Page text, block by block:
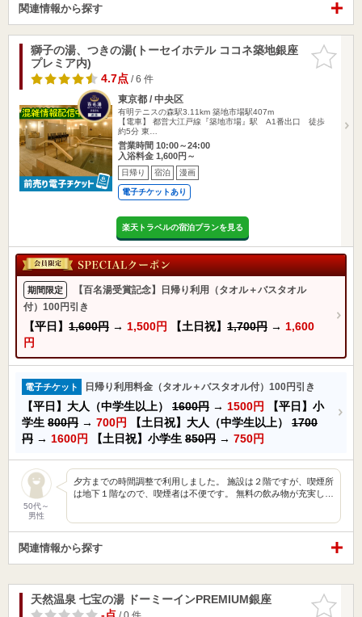
関連情報から探す
お気に入
りに追加
獅子の湯、つきの湯(トーセイホテル ココネ築地銀座
プレミア内)
4.7点/ 6 件
東京都 / 中央区
有明テニスの森駅3.11km 築地市場駅407m
【電車】 都営大江戸線『築地市場』駅 A1番出口 徒歩
約5分 東…
営業時間 10:00～24:00
入浴料金 1,600円～
日帰り 宿泊 漫画
電子チケットあり
楽天トラベルの宿泊プランを見る
期間限定
【百名湯受賞記念】日帰り利用（タオル＋バスタオル
付）100円引き
【平日】 1,600円 → 1,500円 【土日祝】 1,700円 → 1,600
円
電子チケット 日帰り利用料金（タオル＋バスタオル付）100円引き
【平日】大人（中学生以上） 1600円 → 1500円
【平日】小
学生 800円 → 700円 【土日祝】大人（中学生以上） 1700
円 → 1600円 【土日祝】小学生 850円 → 750円
50代～
男性
夕方までの時間調整で利用しました。 施設は２階ですが、喫煙所
は地下１階なので、喫煙者は不便です。 無料の飲み物が充実し…
関連情報から探す
お気に入
りに追加
天然温泉 七宝の湯 ドーミーインPREMIUM銀座